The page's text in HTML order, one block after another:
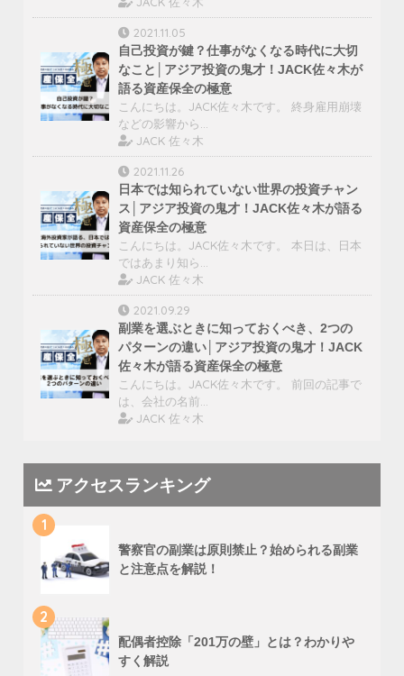
2021.11.05
自己投資が鍵？仕事がなくなる時代に大切
なこと│アジア投資の鬼才！JACK佐々木が
語る資産保全の極意
こんにちは。JACK佐々木です。 終身雇用崩壊
などの影響から…
JACK 佐々木
2021.11.26
日本では知られていない世界の投資チャン
ス│アジア投資の鬼才！JACK佐々木が語る
資産保全の極意
こんにちは。JACK佐々木です。 本日は、日本
ではあまり知ら…
JACK 佐々木
2021.09.29
副業を選ぶときに知っておくべき、2つの
パターンの違い│アジア投資の鬼才！JACK
佐々木が語る資産保全の極意
こんにちは。JACK佐々木です。 前回の記事で
は、会社の名前…
JACK 佐々木
アクセスランキング
1
警察官の副業は原則禁止？始められる副業
と注意点を解説！
2
配偶者控除「201万の壁」とは？わかりや
すく解説